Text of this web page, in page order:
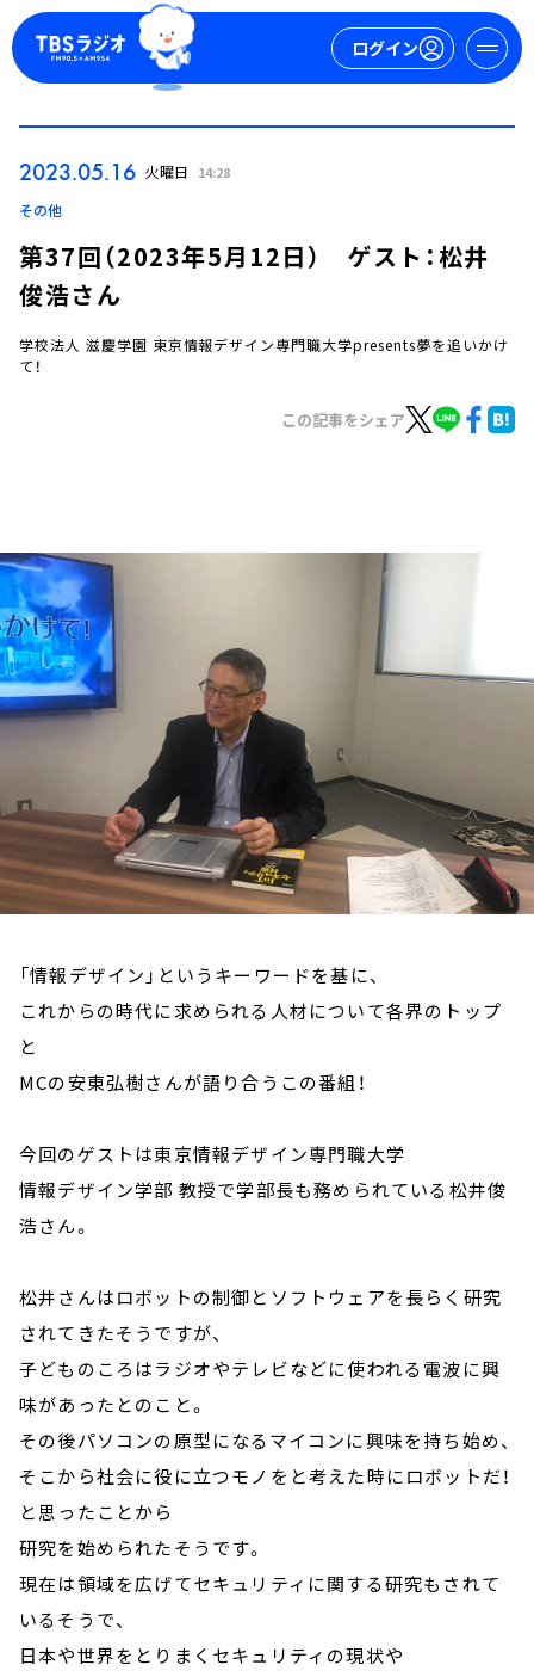
ログイン
お知らせ
イベント・グッズ
YouTube
会社情報
2023.05.16 火曜日 14:28
その他
第37回（2023年5月12日） ゲスト：松井
俊浩さん
学校法人 滋慶学園 東京情報デザイン専門職大学presents夢を追いかけ
て！
この記事をシェア
「情報デザイン」というキーワードを基に、
これからの時代に求められる人材について各界のトップ
と
MCの安東弘樹さんが語り合うこの番組！
今回のゲストは東京情報デザイン専門職大学
情報デザイン学部 教授で学部長も務められている松井俊
浩さん。
松井さんはロボットの制御とソフトウェアを長らく研究
されてきたそうですが、
子どものころはラジオやテレビなどに使われる電波に興
味があったとのこと。
その後パソコンの原型になるマイコンに興味を持ち始め、
そこから社会に役に立つモノをと考えた時にロボットだ！
と思ったことから
研究を始められたそうです。
現在は領域を広げてセキュリティに関する研究もされて
いるそうで、
日本や世界をとりまくセキュリティの現状や